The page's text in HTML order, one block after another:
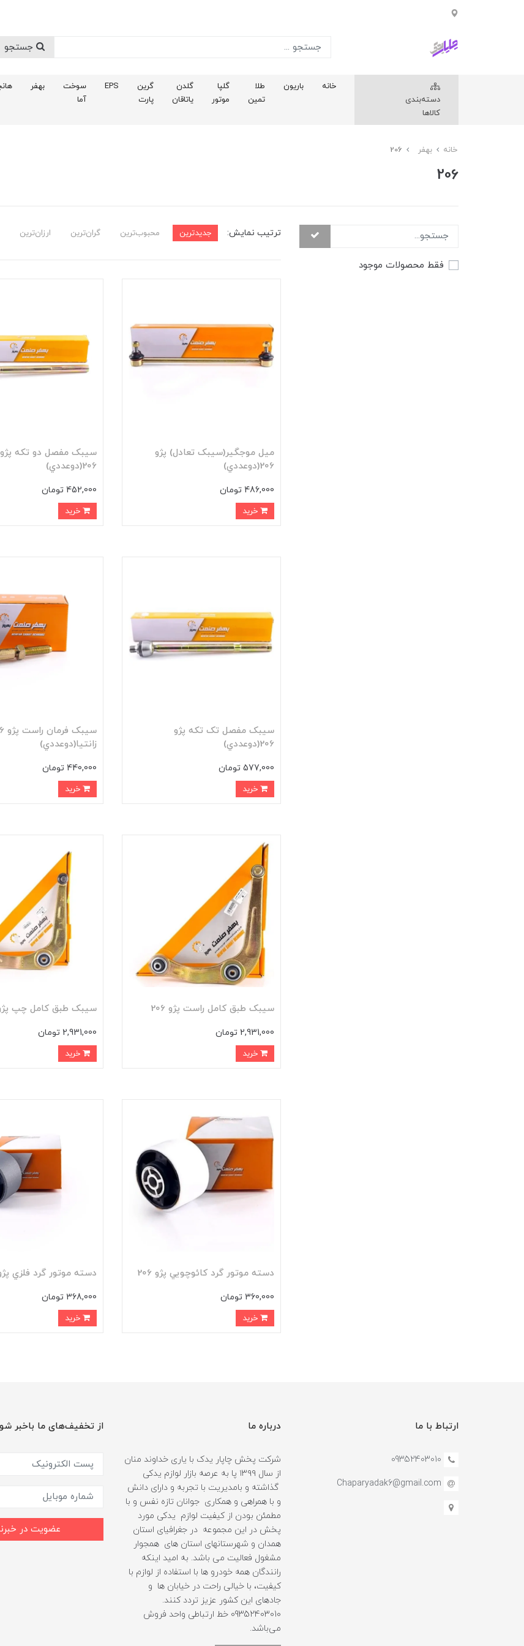
دسته‌بندی
کالاها
خانه باریون
طلا
تمین
گلپا
موتور
گلدن
یاتاقان
گرین
پارت
EPS
سوخت
آما
بهفر
خانه بهفر 206
206
فقط محصولات موجود
ترتیب نمایش: جدیدترین محبوب‌ترین گران‌ترین ارزان‌ترین
ميل موجگير(سيبک تعادل) پژو
206(دوعددي)
486,000 تومان
سيبک مفصل دو تکه پژو
206(دوعددي)
452,000 تومان
خرید
سيبک مفصل تک تکه پژو
206(دوعددي)
577,000 تومان
زانتيا(دوعددي)
440,000 تومان
خرید
سيبک طبق کامل راست پژو 206
2,931,000 تومان
سيبک طبق کامل چپ پژو
2,931,000 تومان
خرید
دسته موتور گرد کائوچويي پژو 206
360,000 تومان
دسته موتور گرد فلزي پژو
368,000 تومان
خرید
ارتباط با ما
09352403010
Chaparyadak6@gmail.com
درباره ما
شرکت پخش چاپار یدک با یاری خداوند منان
از سال ۱۳۹۹ پا به عرصه بازار لوازم یدکی
گذاشته و بامدیریت با تجربه و دارای دانش
و با همراهی و همکاری جوانان تازه نفس و با
مطمئن بودن از کیفیت لوازم یدکی مورد
پخش در این مجموعه در جغرافیای استان
همدان و شهرستانهای استان های همجوار
مشغول فعالیت می باشد. به امید اینکه
رانندگان همه خودرو ها با استفاده از لوازم با
کیفیت، با خیالی راحت در خیابان ها و
جادهای این کشور عزیز تردد کنند.
09352403010 خط ارتباطی واحد فروش
می‌باشد.
از تخفیف‌های ما باخبر
عضویت در